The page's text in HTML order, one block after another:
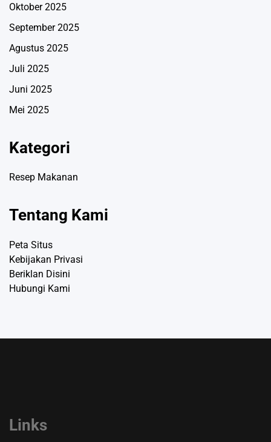
Oktober 2025
September 2025
Agustus 2025
Juli 2025
Juni 2025
Mei 2025
Kategori
Resep Makanan
Tentang Kami
Peta Situs
Kebijakan Privasi
Beriklan Disini
Hubungi Kami
Links